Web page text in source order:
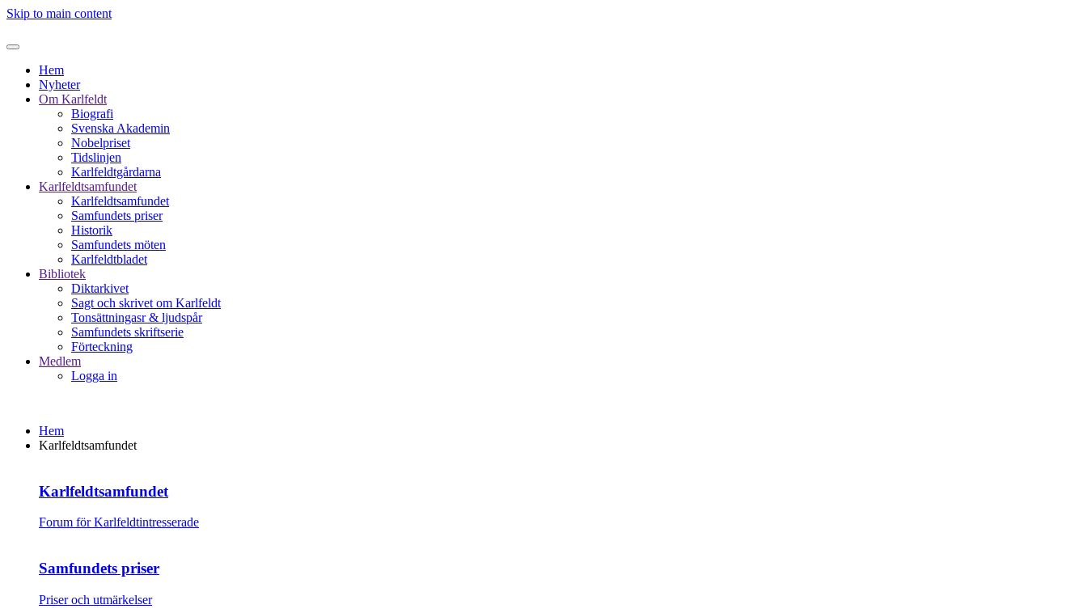
Skip to main content
Hem
Nyheter
Om Karlfeldt
Biografi
Svenska Akademin
Nobelpriset
Tidslinjen
Karlfeldtgårdarna
Karlfeldtsamfundet
Karlfeldtsamfundet
Samfundets priser
Historik
Samfundets möten
Karlfeldtbladet
Bibliotek
Diktarkivet
Sagt och skrivet om Karlfeldt
Tonsättningasr & ljudspår
Samfundets skriftserie
Förteckning
Medlem
Logga in
Hem
Karlfeldtsamfundet
Karlfeldtsamfundet
Forum för Karlfeldtintresserade
Samfundets priser
Priser och utmärkelser